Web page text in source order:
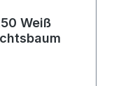
Weiß